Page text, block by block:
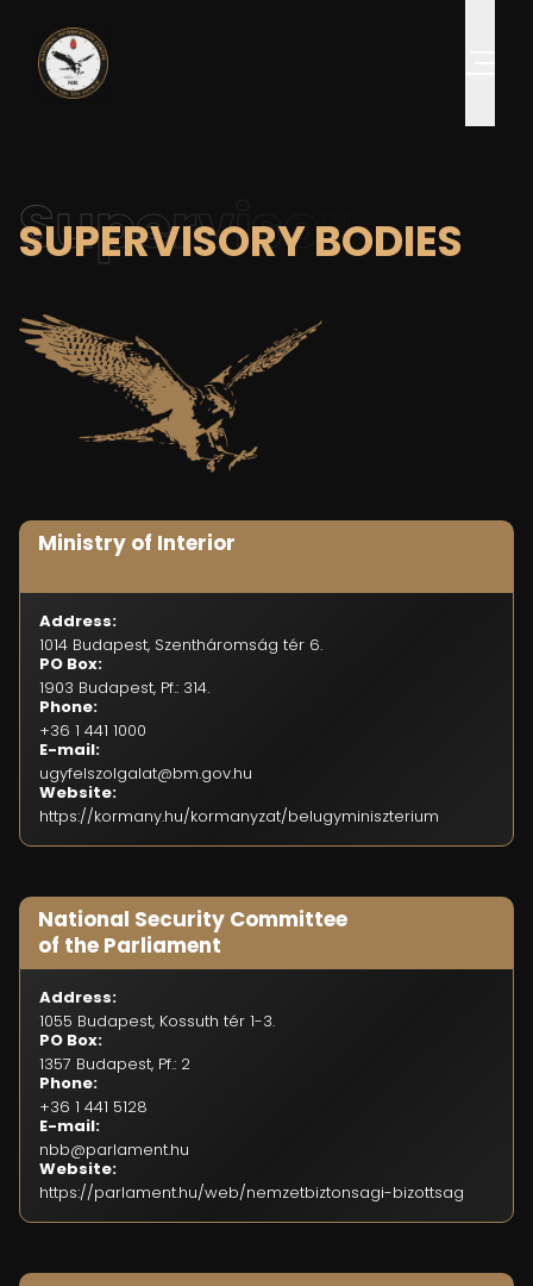
Supervisory
SUPERVISORY BODIES
Ministry of Interior
Address:
1014 Budapest, Szentháromság tér 6.
PO Box:
1903 Budapest, Pf.: 314.
Phone:
+36 1 441 1000
E-mail:
ugyfelszolgalat@bm.gov.hu
Website:
https://kormany.hu/kormanyzat/belugyminiszterium
National Security Committee
of the Parliament
Address:
1055 Budapest, Kossuth tér 1-3.
PO Box:
1357 Budapest, Pf.: 2
Phone:
+36 1 441 5128
E-mail:
nbb@parlament.hu
Website:
https://parlament.hu/web/nemzetbiztonsagi-bizottsag